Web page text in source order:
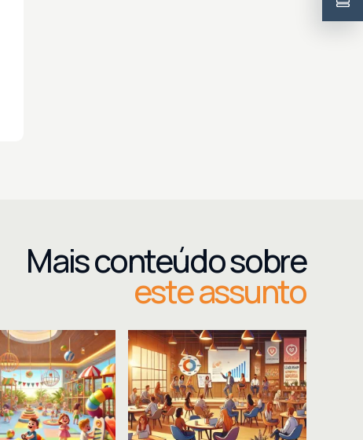
Mais conteúdo sobre
este assunto